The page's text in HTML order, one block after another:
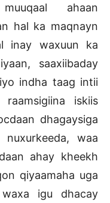
ahaan
hal ka maqnayn
inay waxuun ka
saaxiibaday
indha taag intii
iskiis
dhagaysiga
waa
ahay kheekh
qiyaamaha uga
igu dhacay